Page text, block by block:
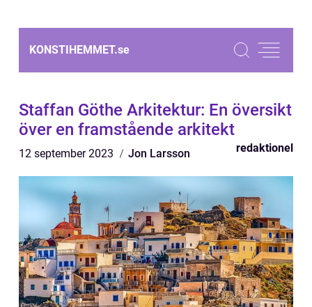
KONSTIHEMMET.se
Staffan Göthe Arkitektur: En översikt
över en framstående arkitekt
12 september 2023 Jon Larsson redaktionel